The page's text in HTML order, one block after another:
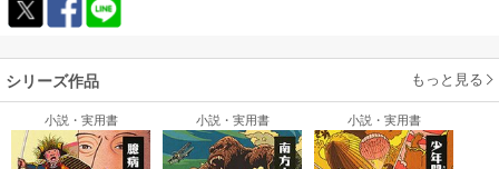
シリーズ作品 もっと見る
小説・実用書 小説・実用書 小説・実用書